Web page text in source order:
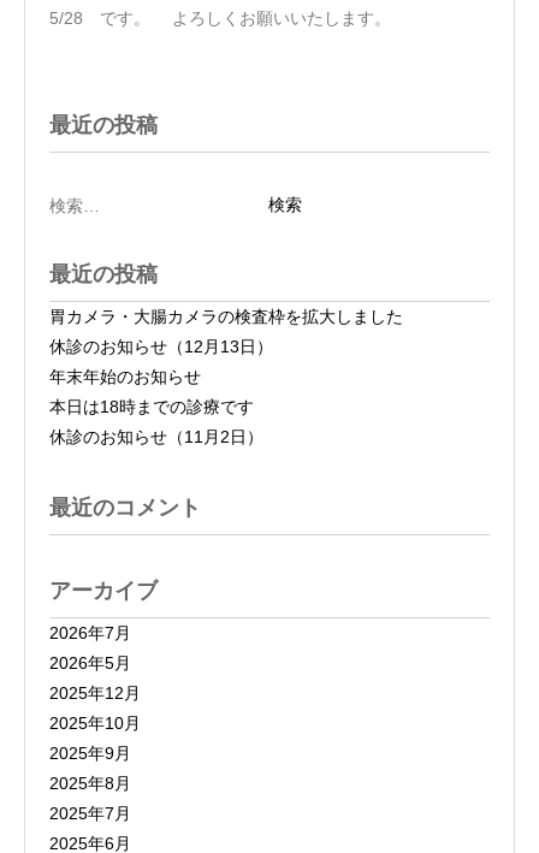
5/28 です。 よろしくお願いいたします。
最近の投稿
検
最近の投稿
胃カメラ・大腸カメラの検査枠を拡大しました
休診のお知らせ（12月13日）
年末年始のお知らせ
本日は18時までの診療です
休診のお知らせ（11月2日）
最近のコメント
アーカイブ
2026年7月
2026年5月
2025年12月
2025年10月
2025年9月
2025年8月
2025年7月
2025年6月